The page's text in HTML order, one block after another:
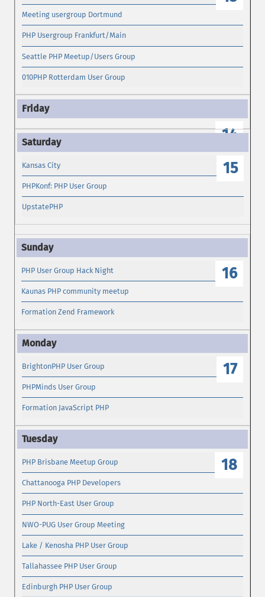
Meeting usergroup Dortmund
PHP Usergroup Frankfurt/Main
Seattle PHP Meetup/Users Group
010PHP Rotterdam User Group
14
15
Kansas City
PHPKonf: PHP User Group
UpstatePHP
16
PHP User Group Hack Night
Kaunas PHP community meetup
Formation Zend Framework
17
BrightonPHP User Group
PHPMinds User Group
Formation JavaScript PHP
18
PHP Brisbane Meetup Group
Chattanooga PHP Developers
PHP North-East User Group
NWO-PUG User Group Meeting
Lake / Kenosha PHP User Group
Tallahassee PHP User Group
Edinburgh PHP User Group